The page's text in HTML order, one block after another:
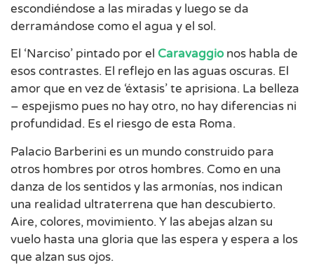
escondiéndose a las miradas y luego se da
derramándose como el agua y el sol.
El ‘Narciso’ pintado por el Caravaggionos habla de
esos contrastes. El reflejo en las aguas oscuras. El
amor que en vez de ‘éxtasis’ te aprisiona. La belleza
– espejismo pues no hay otro, no hay diferencias ni
profundidad. Es el riesgo de esta Roma.
Palacio Barberini es un mundo construido para
otros hombres por otros hombres. Como en una
danza de los sentidos y las armonías, nos indican
una realidad ultraterrena que han descubierto.
Aire, colores, movimiento. Y las abejas alzan su
vuelo hasta una gloria que las espera y espera a los
que alzan sus ojos.